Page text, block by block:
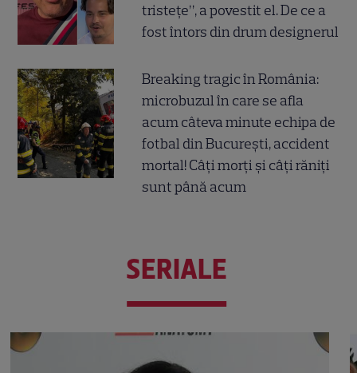
tristețe”, a povestit el. De ce a
fost întors din drum designerul
Breaking tragic în România:
microbuzul în care se afla
acum câteva minute echipa de
fotbal din București, accident
mortal! Câți morți și câți răniți
sunt până acum
SERIALE